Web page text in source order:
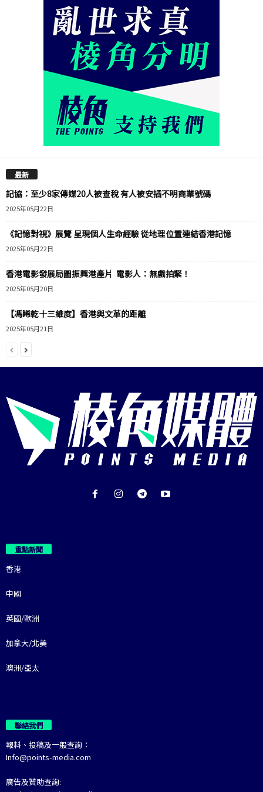
最新
記協：至少8家傳媒20人被查稅 有人被安插不明商業號碼
2025年05月22日
《記憶對視》展覽 呈現個人生命經驗 從地理位置連結香港記憶
2025年05月22日
香港電影發展局圖振興港產片 電影人：無戲拍緊！
2025年05月20日
【馮睎乾十三維度】香港與文革的距離
2025年05月21日
重點新聞
香港
中國
英國/歐洲
加拿大/北美
澳洲/亞太
聯絡我們
報料、投稿及一般查詢：
Info@points-media.com
廣告及贊助查詢: